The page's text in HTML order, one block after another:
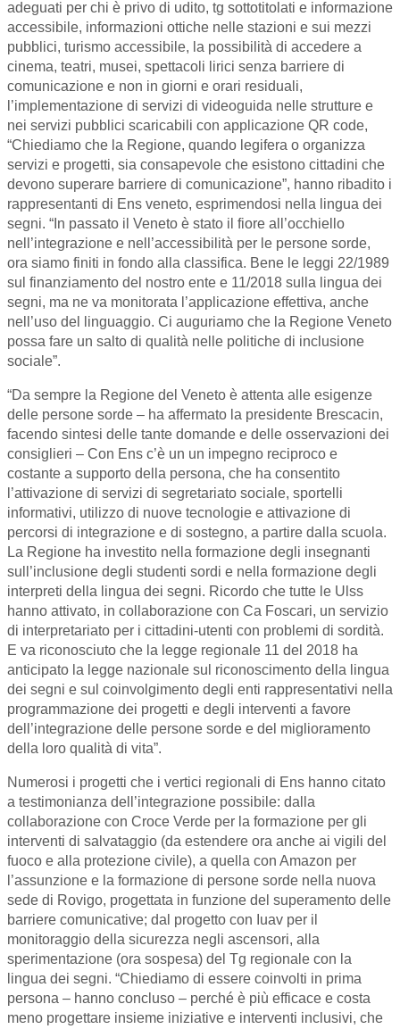
adeguati per chi è privo di udito, tg sottotitolati e informazione
accessibile, informazioni ottiche nelle stazioni e sui mezzi
pubblici, turismo accessibile, la possibilità di accedere a
cinema, teatri, musei, spettacoli lirici senza barriere di
comunicazione e non in giorni e orari residuali,
l’implementazione di servizi di videoguida nelle strutture e
nei servizi pubblici scaricabili con applicazione QR code,
“Chiediamo che la Regione, quando legifera o organizza
servizi e progetti, sia consapevole che esistono cittadini che
devono superare barriere di comunicazione”, hanno ribadito i
rappresentanti di Ens veneto, esprimendosi nella lingua dei
segni. “In passato il Veneto è stato il fiore all’occhiello
nell’integrazione e nell’accessibilità per le persone sorde,
ora siamo finiti in fondo alla classifica. Bene le leggi 22/1989
sul finanziamento del nostro ente e 11/2018 sulla lingua dei
segni, ma ne va monitorata l’applicazione effettiva, anche
nell’uso del linguaggio. Ci auguriamo che la Regione Veneto
possa fare un salto di qualità nelle politiche di inclusione
sociale”.
“Da sempre la Regione del Veneto è attenta alle esigenze
delle persone sorde – ha affermato la presidente Brescacin,
facendo sintesi delle tante domande e delle osservazioni dei
consiglieri – Con Ens c’è un un impegno reciproco e
costante a supporto della persona, che ha consentito
l’attivazione di servizi di segretariato sociale, sportelli
informativi, utilizzo di nuove tecnologie e attivazione di
percorsi di integrazione e di sostegno, a partire dalla scuola.
La Regione ha investito nella formazione degli insegnanti
sull’inclusione degli studenti sordi e nella formazione degli
interpreti della lingua dei segni. Ricordo che tutte le Ulss
hanno attivato, in collaborazione con Ca Foscari, un servizio
di interpretariato per i cittadini-utenti con problemi di sordità.
E va riconosciuto che la legge regionale 11 del 2018 ha
anticipato la legge nazionale sul riconoscimento della lingua
dei segni e sul coinvolgimento degli enti rappresentativi nella
programmazione dei progetti e degli interventi a favore
dell’integrazione delle persone sorde e del miglioramento
della loro qualità di vita”.
Numerosi i progetti che i vertici regionali di Ens hanno citato
a testimonianza dell’integrazione possibile: dalla
collaborazione con Croce Verde per la formazione per gli
interventi di salvataggio (da estendere ora anche ai vigili del
fuoco e alla protezione civile), a quella con Amazon per
l’assunzione e la formazione di persone sorde nella nuova
sede di Rovigo, progettata in funzione del superamento delle
barriere comunicative; dal progetto con Iuav per il
monitoraggio della sicurezza negli ascensori, alla
sperimentazione (ora sospesa) del Tg regionale con la
lingua dei segni. “Chiediamo di essere coinvolti in prima
persona – hanno concluso – perché è più efficace e costa
meno progettare insieme iniziative e interventi inclusivi, che